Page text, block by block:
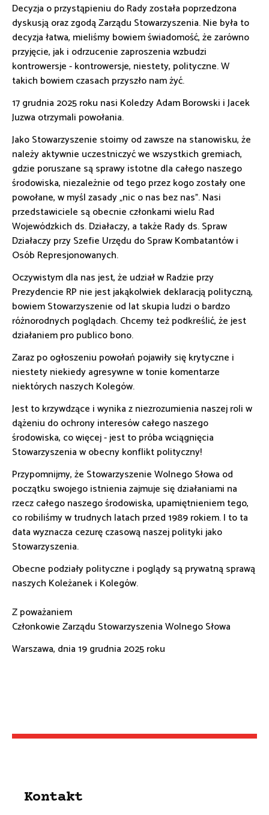
Decyzja o przystąpieniu do Rady została poprzedzona
dyskusją oraz zgodą Zarządu Stowarzyszenia. Nie była to
decyzja łatwa, mieliśmy bowiem świadomość, że zarówno
przyjęcie, jak i odrzucenie zaproszenia wzbudzi
kontrowersje - kontrowersje, niestety, polityczne. W
takich bowiem czasach przyszło nam żyć.
17 grudnia 2025 roku nasi Koledzy Adam Borowski i Jacek
Juzwa otrzymali powołania.
Jako Stowarzyszenie stoimy od zawsze na stanowisku, że
należy aktywnie uczestniczyć we wszystkich gremiach,
gdzie poruszane są sprawy istotne dla całego naszego
środowiska, niezależnie od tego przez kogo zostały one
powołane, w myśl zasady „nic o nas bez nas”. Nasi
przedstawiciele są obecnie członkami wielu Rad
Wojewódzkich ds. Działaczy, a także Rady ds. Spraw
Działaczy przy Szefie Urzędu do Spraw Kombatantów i
Osób Represjonowanych.
Oczywistym dla nas jest, że udział w Radzie przy
Prezydencie RP nie jest jakąkolwiek deklaracją polityczną,
bowiem Stowarzyszenie od lat skupia ludzi o bardzo
różnorodnych poglądach. Chcemy też podkreślić, że jest
działaniem pro publico bono.
Zaraz po ogłoszeniu powołań pojawiły się krytyczne i
niestety niekiedy agresywne w tonie komentarze
niektórych naszych Kolegów.
Jest to krzywdzące i wynika z niezrozumienia naszej roli w
dążeniu do ochrony interesów całego naszego
środowiska, co więcej - jest to próba wciągnięcia
Stowarzyszenia w obecny konflikt polityczny!
Przypomnijmy, że Stowarzyszenie Wolnego Słowa od
początku swojego istnienia zajmuje się działaniami na
rzecz całego naszego środowiska, upamiętnieniem tego,
co robiliśmy w trudnych latach przed 1989 rokiem. I to ta
data wyznacza cezurę czasową naszej polityki jako
Stowarzyszenia.
Obecne podziały polityczne i poglądy są prywatną sprawą
naszych Koleżanek i Kolegów.
Z poważaniem
Członkowie Zarządu Stowarzyszenia Wolnego Słowa
Warszawa, dnia 19 grudnia 2025 roku
Kontakt